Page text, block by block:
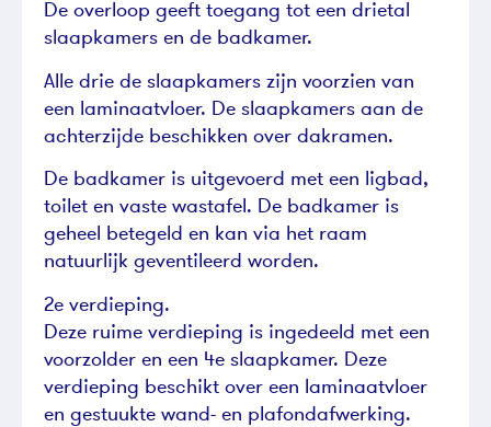
De overloop geeft toegang tot een drietal
slaapkamers en de badkamer.
Alle drie de slaapkamers zijn voorzien van
een laminaatvloer. De slaapkamers aan de
achterzijde beschikken over dakramen.
De badkamer is uitgevoerd met een ligbad,
toilet en vaste wastafel. De badkamer is
geheel betegeld en kan via het raam
natuurlijk geventileerd worden.
2e verdieping.
Deze ruime verdieping is ingedeeld met een
voorzolder en een 4e slaapkamer. Deze
verdieping beschikt over een laminaatvloer
en gestuukte wand- en plafondafwerking.